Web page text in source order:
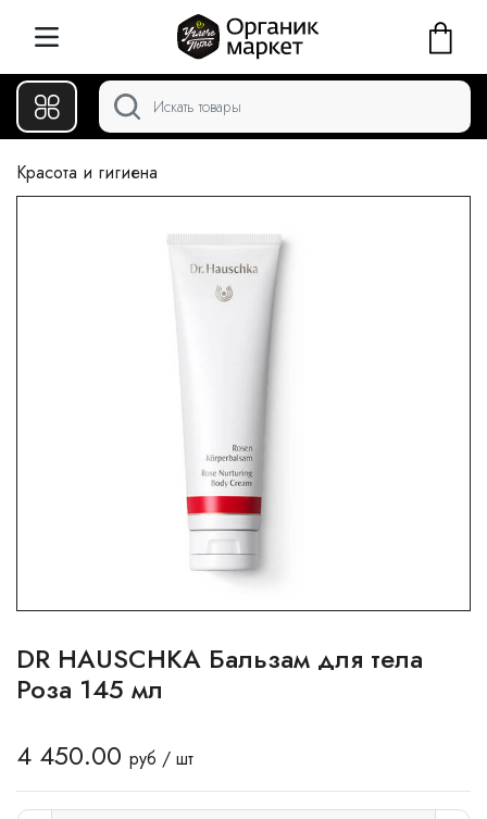
Красота и гигиена
DR HAUSCHKA Бальзам для тела
Роза 145 мл
4 450.00 руб / шт